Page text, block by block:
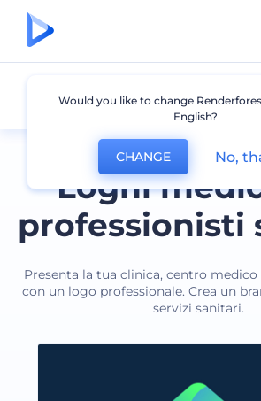
Loghi
professionisti
Presenta la tua clinica, centro
con un logo professionale. Crea un
servizi sanitari.
Dottore
Would you like to change
English?
CHANGE No,